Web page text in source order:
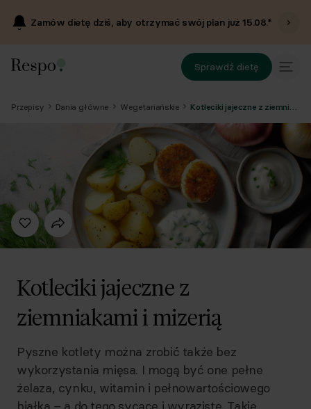
Zamów dietę dziś, aby otrzymać swój plan już15.08.*
Sprawdź dietę
Przepisy Dania główne Wegetariańskie
Kotleciki jajeczne z
ziemniakami i mizerią
Pyszne kotlety można zrobić także bez
wykorzystania mięsa. I mogą być one pełne
żelaza, cynku, witamin i pełnowartościowego